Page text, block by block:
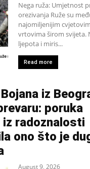
Nega ruža: Umjetnost
orezivanja Ruže su
najomiljenijim
vrtovima širom svijeta.
ljepota i miris...
Read more
iz
poruka
radoznalosti
ono što je
August 9, 2026